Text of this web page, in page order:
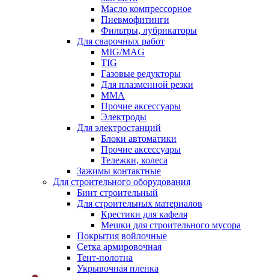
Масло компрессорное
Пневмофитинги
Фильтры, лубрикаторы
Для сварочных работ
MIG/MAG
TIG
Газовые редукторы
Для плазменной резки
ММА
Прочие аксессуары
Электроды
Для электростанций
Блоки автоматики
Прочие аксессуары
Тележки, колеса
Зажимы контактные
Для строительного оборудования
Бинт строительный
Для строительных материалов
Крестики для кафеля
Мешки для строительного мусора
Покрытия войлочные
Сетка армировочная
Тент-полотна
Укрывочная пленка